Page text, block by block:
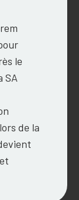
le
SA
de la